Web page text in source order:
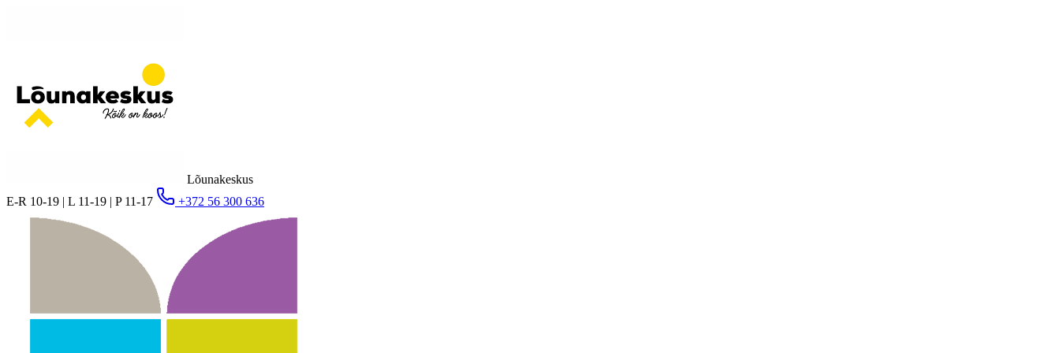
Lõunakeskus
E-R 10-19 | L 11-19 | P 11-17
+372 56 300 636